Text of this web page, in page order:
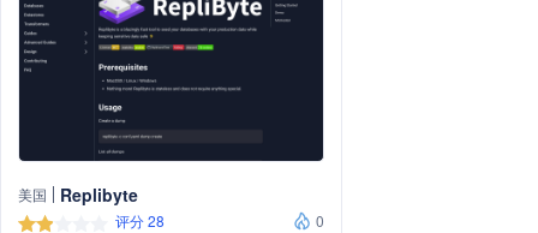
美国 Replibyte
评分 28
0